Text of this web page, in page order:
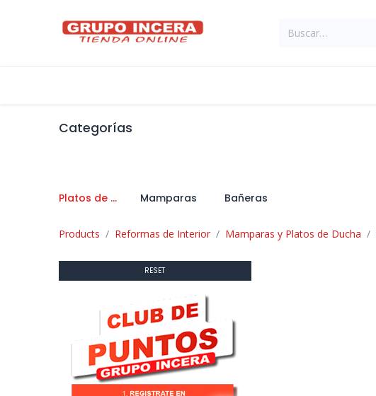
Categorías
Platos de Ducha Mamparas Bañeras
Products Reformas de Interior Mamparas y Platos de Ducha
RESET